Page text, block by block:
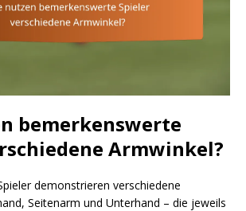
bemerkenswerte
Armwinkel?
demonstrieren verschiedene
Seitenarm und Unterhand – die jeweils